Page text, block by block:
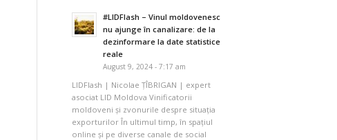
#LIDFlash – Vinul moldovenesc
nu ajunge în canalizare: de la
dezinformare la date statistice
reale
August 9, 2024 - 7:17 am
LIDFlash | Nicolae ȚÎBRIGAN | expert
asociat LID Moldova Vinificatorii
moldoveni și zvonurile despre situația
exporturilor În ultimul timp, în spațiul
online și pe diverse canale de social